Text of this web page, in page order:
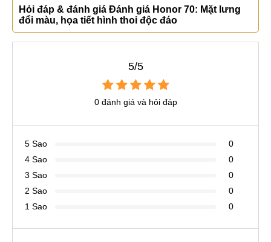
Hỏi đáp & đánh giá Đánh giá Honor 70: Mặt lưng
đổi màu, họa tiết hình thoi độc đáo
5/5
0 đánh giá và hỏi đáp
5 Sao
0
4 Sao
0
3 Sao
0
2 Sao
0
1 Sao
0